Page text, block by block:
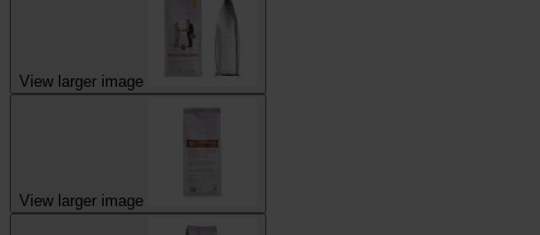
View larger image
View larger image